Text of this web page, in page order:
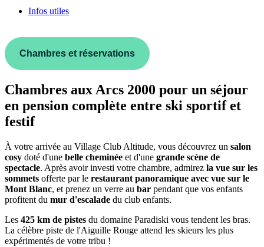
Infos utiles
Chambres et réservations
Chambres aux Arcs 2000 pour un séjour
en pension complète entre ski sportif et
festif
À votre arrivée au Village Club Altitude, vous découvrez un salon
cosy doté d'une belle cheminée et d'une grande scène de
spectacle. Après avoir investi votre chambre, admirez la vue sur les
sommets offerte par le restaurant panoramique avec vue sur le
Mont Blanc, et prenez un verre au bar pendant que vos enfants
profitent du mur d'escalade du club enfants.
Les 425 km de pistes du domaine Paradiski vous tendent les bras.
La célèbre piste de l'Aiguille Rouge attend les skieurs les plus
expérimentés de votre tribu !